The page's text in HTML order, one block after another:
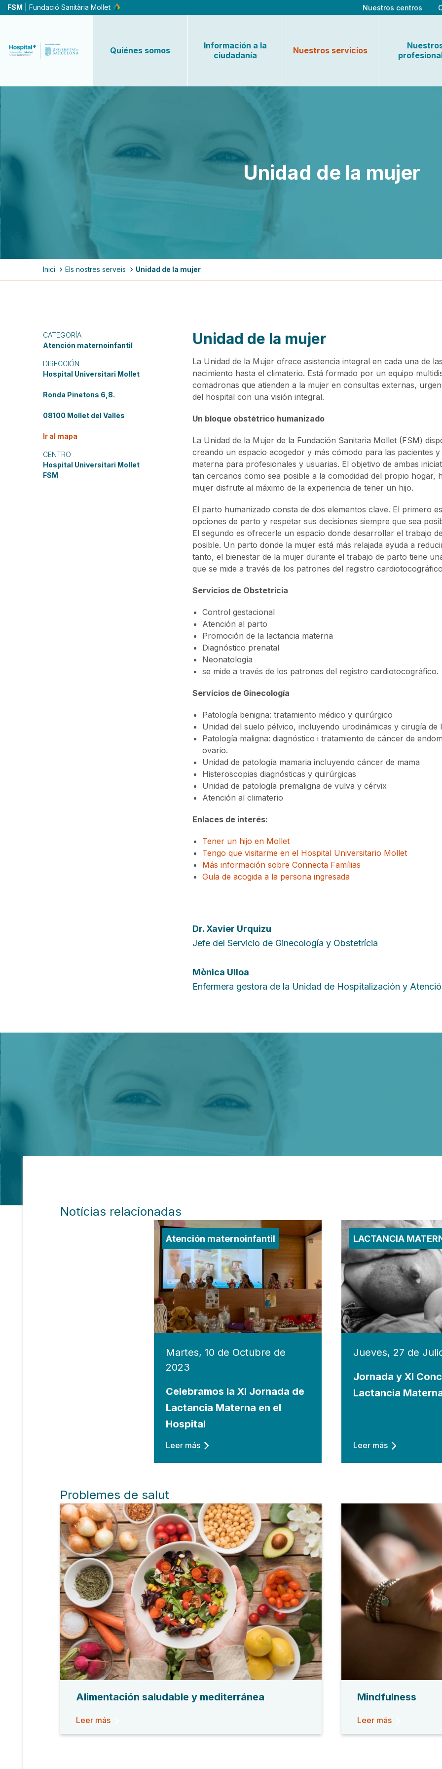
Pasar
al
FSM | Fundació Sanitària Mollet Nuestros centros
Quiénes somos
Información a la
ciudadanía
Nuestros servicios
Unidad de la mujer
de
Inici Els nostres serveis Unidad de la mujer
CATEGORÍA
Atención maternoinfantil
DIRECCIÓN
Hospital Universitari Mollet
Ronda Pinetons 6,8.
08100 Mollet del Vallès
Ir al mapa
CENTRO
Hospital Universitari Mollet
FSM
Unidad de la mujer
La Unidad de la Mujer ofrece asistencia integral en cada una de
nacimiento hasta el climaterio. Está formado por un equipo
comadronas que atienden a la mujer en consultas externas,
del hospital con una visión integral.
Un bloque obstétrico humanizado
La Unidad de la Mujer de la Fundación Sanitaria Mollet (FSM)
creando un espacio acogedor y más cómodo para las pacientes
materna para profesionales y usuarias. El objetivo de ambas
tan cercanos como sea posible a la comodidad del propio hogar,
mujer disfrute al máximo de la experiencia de tener un hijo.
El parto humanizado consta de dos elementos clave. El primero
opciones de parto y respetar sus decisiones siempre que sea
El segundo es ofrecerle un espacio donde desarrollar el trabajo
posible. Un parto donde la mujer está más relajada ayuda a
tanto, el bienestar de la mujer durante el trabajo de parto tiene
que se mide a través de los patrones del registro
Servicios de Obstetricia
Control gestacional
Atención al parto
Promoción de la lactancia materna
Diagnóstico prenatal
Neonatología
se mide a través de los patrones del registro cardiotocográfico.
Servicios de Ginecología
Patología benigna: tratamiento médico y quirúrgico
Unidad del suelo pélvico, incluyendo urodinámicas y cirugía de
Patología maligna: diagnóstico i tratamiento de cáncer de
ovario.
Unidad de patología mamaria incluyendo cáncer de mama
Histeroscopias diagnósticas y quirúrgicas
Unidad de patología premaligna de vulva y cérvix
Atención al climaterio
Enlaces de interés:
Tener un hijo en Mollet
Tengo que visitarme en el Hospital Universitario Mollet
Más información sobre Connecta Famílias
Guía de acogida a la persona ingresada
Dr. Xavier Urquizu
Jefe del Servicio de Ginecología y Obstetrícia
Mònica Ulloa
Enfermera gestora de la Unidad de Hospitalización y
Notícias relacionadas
Atención maternoinfantil
Martes, 10 de Octubre de
2023
Celebramos la XI Jornada de
Lactancia Materna en el
Hospital
Leer más
LACTANCIA
Jueves, 27 de
Jornada y XI
Lactancia
Leer más
Problemes de salut
Alimentación saludable y mediterránea
Leer más
Mindfulness
Leer más